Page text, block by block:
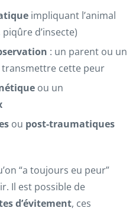
impliquant l’animal
d’insecte)
: un parent ou un
cette peur
ou un
ou post-traumatiques
“a toujours eu peur”
Il est possible de
d’évitement, ces